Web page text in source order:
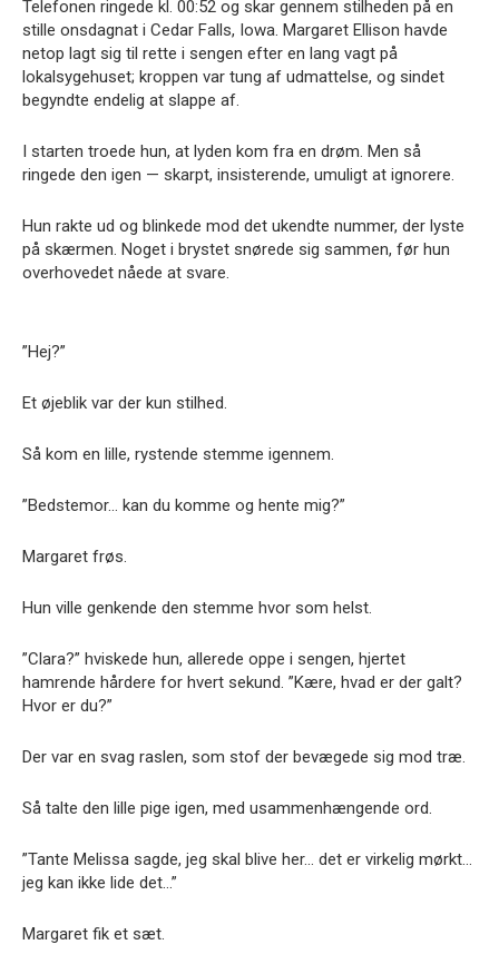
Telefonen ringede kl. 00:52 og skar gennem stilheden på en
stille onsdagnat i Cedar Falls, Iowa. Margaret Ellison havde
netop lagt sig til rette i sengen efter en lang vagt på
lokalsygehuset; kroppen var tung af udmattelse, og sindet
begyndte endelig at slappe af.
I starten troede hun, at lyden kom fra en drøm. Men så
ringede den igen — skarpt, insisterende, umuligt at ignorere.
Hun rakte ud og blinkede mod det ukendte nummer, der lyste
på skærmen. Noget i brystet snørede sig sammen, før hun
overhovedet nåede at svare.
”Hej?”
Et øjeblik var der kun stilhed.
Så kom en lille, rystende stemme igennem.
”Bedstemor… kan du komme og hente mig?”
Margaret frøs.
Hun ville genkende den stemme hvor som helst.
”Clara?” hviskede hun, allerede oppe i sengen, hjertet
hamrende hårdere for hvert sekund. ”Kære, hvad er der galt?
Hvor er du?”
Der var en svag raslen, som stof der bevægede sig mod træ.
Så talte den lille pige igen, med usammenhængende ord.
”Tante Melissa sagde, jeg skal blive her… det er virkelig mørkt…
jeg kan ikke lide det…”
Margaret fik et sæt.